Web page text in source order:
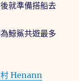
就準備搭船去
鯨鯊共遊最多
Henann